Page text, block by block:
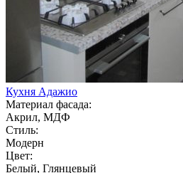
Кухня Адажио
Материал фасада:
Акрил, МДФ
Стиль:
Модерн
Цвет:
Белый, Глянцевый